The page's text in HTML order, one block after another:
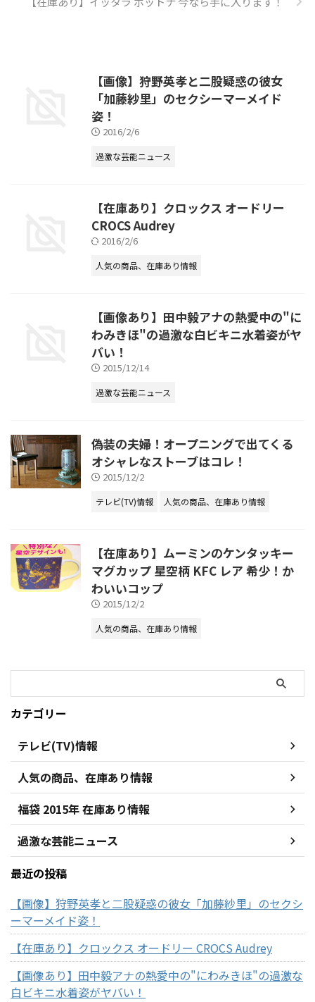
ーク！！！！
【画像】狩野英孝と二股疑惑の彼女
「加藤紗里」のセクシーマーメイド
姿！
2016/2/6
過激な芸能ニュース
【在庫あり】クロックス オードリー
CROCS Audrey
2016/2/6
人気の商品、在庫あり情報
【画像あり】田中毅アナの熱愛中の"に
わみきほ"の過激な白ビキニ水着姿がヤ
バい！
2015/12/14
過激な芸能ニュース
偽装の夫婦！オープニングで出てくる
オシャレなストーブはコレ！
2015/12/2
テレビ(TV)情報 人気の商品、在庫あり情報
【在庫あり】ムーミンのケンタッキー
マグカップ 星空柄 KFC レア 希少！か
わいいコップ
2015/12/2
人気の商品、在庫あり情報
カテゴリー
テレビ(TV)情報
人気の商品、在庫あり情報
福袋 2015年 在庫あり情報
過激な芸能ニュース
最近の投稿
【画像】狩野英孝と二股疑惑の彼女「加藤紗里」のセクシ
ーマーメイド姿！
【在庫あり】クロックス オードリー CROCS Audrey
【画像あり】田中毅アナの熱愛中の"にわみきほ"の過激な
白ビキニ水着姿がヤバい！